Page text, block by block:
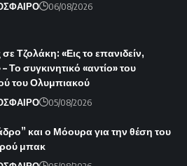
06/08/2026
Τζολάκη: «Εις το επανιδείν,
Το συγκινητικό «αντίο» του
του Ολυμπιακού
05/08/2026
και ο Μόουρα για την θέση του
μπακ